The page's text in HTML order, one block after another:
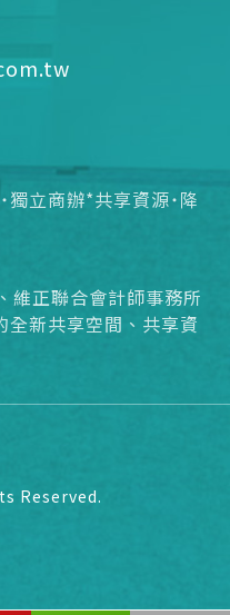
立商辦*共享資源˙降
正聯合會計師事務所
全新共享空間、共享資
Reserved.